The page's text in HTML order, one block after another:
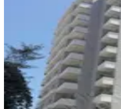
Tarsus, Yeni
3+1·150 m² ·6.
7.100.000 ₺
ROYAL GAYRİMENKUL
Ara